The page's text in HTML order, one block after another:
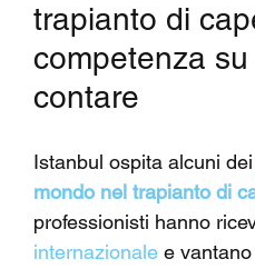
trapianto di
competenza
contare
Istanbul ospita alcuni dei
mondo nel trapianto di
professionisti hanno
internazionale e vantano